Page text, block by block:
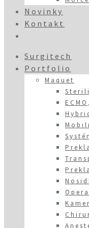
Novinky
Kontakt
Surgitech
Portfolio
Maquet